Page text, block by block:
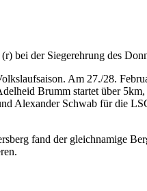
bei der Siegerehrung des
Am 27./28.
Brumm startet über
Alexander Schwab für die
fand der gleichnamige